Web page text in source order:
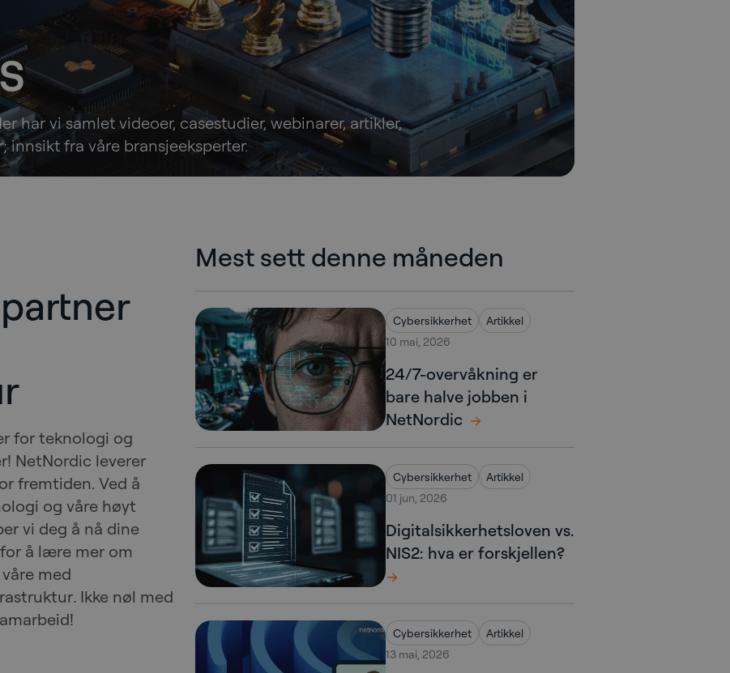
har vi samlet videoer, casestudier, webinarer, artikler,
innsikt fra våre bransjeeksperter.
for teknologi og
NetNordic leverer
fremtiden. Ved å
og våre høyt
vi deg å nå dine
å lære mer om
med
. Ikke nøl med
Mest sett denne måneden
Cybersikkerhet
Artikkel
10 mai, 2026
24/7-overvåkning er
bare halve jobben i
NetNordic
Cybersikkerhet
Artikkel
01 jun, 2026
Digitalsikkerhetsloven vs.
NIS2: hva er forskjellen?
Cybersikkerhet
Artikkel
13 mai, 2026